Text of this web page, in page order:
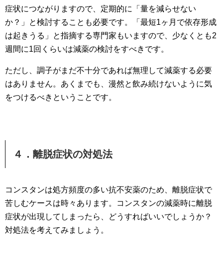
症状につながりますので、定期的に「量を減らせない
か？」と検討することも必要です。「最短1ヶ月で依存形成
は起きうる」と指摘する専門家もいますので、少なくとも2
週間に1回くらいは減薬の検討をすべきです。
ただし、調子がまだ不十分であれば無理して減薬する必要
はありません。あくまでも、漫然と飲み続けないように気
をつけるべきということです。
４．離脱症状の対処法
コンスタンは処方頻度の多い抗不安薬のため、離脱症状で
苦しむケースは時々あります。コンスタンの減薬時に離脱
症状が出現してしまったら、どうすればいいでしょうか？
対処法を考えてみましょう。